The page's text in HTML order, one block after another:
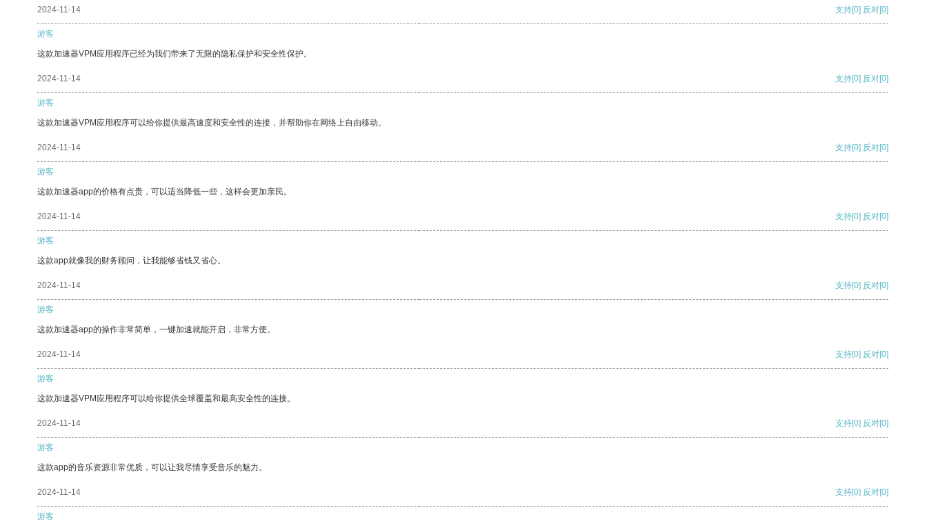
2024-11-14 支持[0] 反对[0]
游客
这款加速器VPM应用程序已经为我们带来了无限的隐私保护和安全性保护。
2024-11-14 支持[0] 反对[0]
游客
这款加速器VPM应用程序可以给你提供最高速度和安全性的连接，并帮助你在网络上自由移动。
2024-11-14 支持[0] 反对[0]
游客
这款加速器app的价格有点贵，可以适当降低一些，这样会更加亲民。
2024-11-14 支持[0] 反对[0]
游客
这款app就像我的财务顾问，让我能够省钱又省心。
2024-11-14 支持[0] 反对[0]
游客
这款加速器app的操作非常简单，一键加速就能开启，非常方便。
2024-11-14 支持[0] 反对[0]
游客
这款加速器VPM应用程序可以给你提供全球覆盖和最高安全性的连接。
2024-11-14 支持[0] 反对[0]
游客
这款app的音乐资源非常优质，可以让我尽情享受音乐的魅力。
2024-11-14 支持[0] 反对[0]
游客